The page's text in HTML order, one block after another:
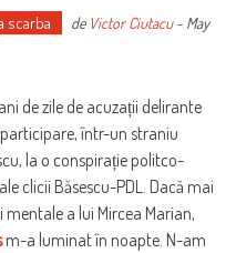
scarba de Victor Ciutacu- May
de zile de acuzații delirante
într-un straniu
la o conspirație politco-
clicii Băsescu-PDL. Dacă mai
a lui Mircea Marian,
m-a luminat în noapte. N-am